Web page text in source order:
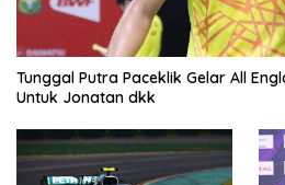
Tunggal Putra Paceklik Gelar All
Untuk Jonatan dkk